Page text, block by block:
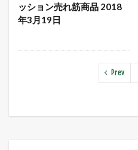
ッション売れ筋商品 2018
年3月19日
Prev